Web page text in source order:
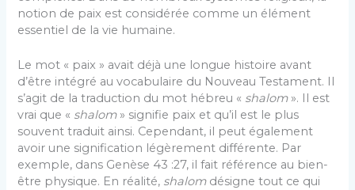
notion de paix est considérée comme un élément
essentiel de la vie humaine.
Le mot « paix » avait déjà une longue histoire avant
d’être intégré au vocabulaire du Nouveau Testament. Il
s’agit de la traduction du mot hébreu « shalom». Il est
vrai que « shalom » signifie paix et qu’il est le plus
souvent traduit ainsi. Cependant, il peut également
avoir une signification légèrement différente. Par
exemple, dans Genèse 43 :27, il fait référence au bien-
être physique. En réalité, shalomdésigne tout ce qui